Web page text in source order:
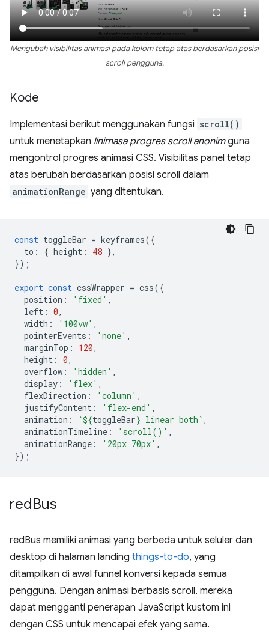
Mengubah visibilitas animasi pada kolom tetap atas berdasarkan posisi
scroll pengguna.
Kode
Implementasi berikut menggunakan fungsi scroll()
untuk menetapkan linimasa progres scroll anonimguna
mengontrol progres animasi CSS. Visibilitas panel tetap
atas berubah berdasarkan posisi scroll dalam
animationRange yang ditentukan.
const toggleBar = keyframes({
to : { height : 48 },
});
export const cssWrapper = css({
position : 'fixed' ,
left : 0,
width : '100vw' ,
pointerEvents : 'none' ,
marginTop : 120,
height : 0,
overflow : 'hidden' ,
display : 'flex' ,
flexDirection : 'column' ,
justifyContent : 'flex-end' ,
animation : `${toggleBar} linear both` ,
animationTimeline : 'scroll()' ,
animationRange : '20px 70px' ,
});
redBus
redBus memiliki animasi yang berbeda untuk seluler dan
desktop di halaman landing things-to-do, yang
ditampilkan di awal funnel konversi kepada semua
pengguna. Dengan animasi berbasis scroll, mereka
dapat mengganti penerapan JavaScript kustom ini
dengan CSS untuk mencapai efek yang sama.